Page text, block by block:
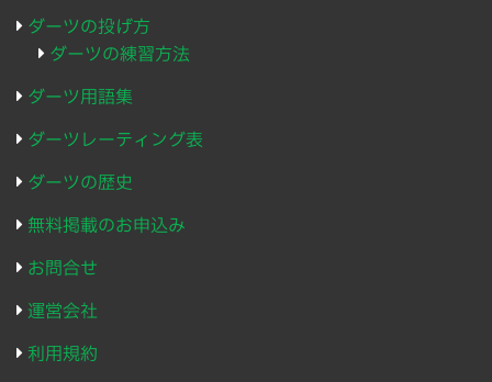
ダーツの投げ方
ダーツの練習方法
ダーツ用語集
ダーツレーティング表
ダーツの歴史
無料掲載のお申込み
お問合せ
運営会社
利用規約